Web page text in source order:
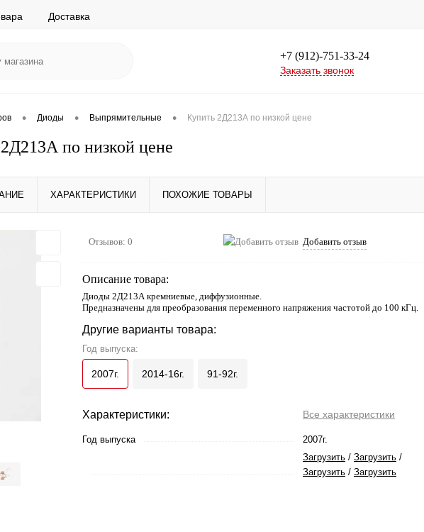
Доставка
+7 (912)-751-33-24
Заказать звонок
• Диоды • Выпрямительные • Купить 2Д213А по низкой цене
по низкой цене
ХАРАКТЕРИСТИКИ ПОХОЖИЕ ТОВАРЫ
Отзывов: 0 Добавить отзыв
Описание товара:
Диоды 2Д213А кремниевые, диффузионные.
Предназначены для преобразования переменного напряжения частотой до 100 кГц.
Другие варианты товара:
Год выпуска:
2007г. 2014-16г. 91-92г.
Характеристики: Все характеристики
Год выпуска
2007г.
Загрузить / Загрузить /
Загрузить / Загрузить